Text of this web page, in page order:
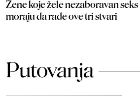
Žene koje žele nezaboravan seks
moraju da rade ove tri stvari
Putovanja